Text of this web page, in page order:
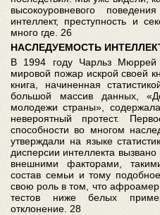
высокоуровневого
интеллект, преступность и
много где. 26
НАСЛЕДУЕМОСТЬ
В 1994 году Чарльз Мюррей
мировой пожар искрой своей
книга, начиненная
большой массив данных,
молодежи страны»,
невероятный протест.
способности во многом
утверждали на языке
дисперсии интеллекта
внешними факторами,
состав семьи и тому
свою роль в том, что
тестов ниже белых
отклонение. 28